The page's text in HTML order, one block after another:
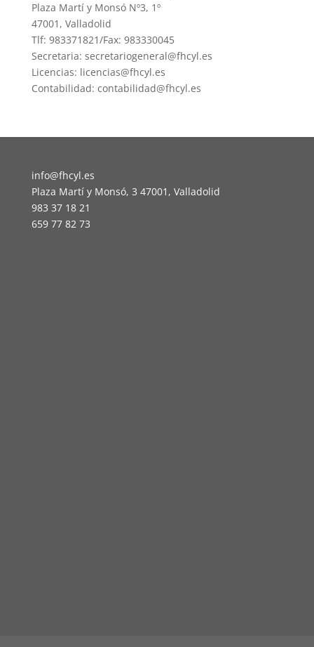
Plaza Martí y Monsó Nº3, 1º
47001, Valladolid
Tlf: 983371821/Fax: 983330045
Secretaria: secretariogeneral@fhcyl.es
Licencias: licencias@fhcyl.es
Contabilidad: contabilidad@fhcyl.es
info@fhcyl.es
Plaza Martí y Monsó, 3 47001, Valladolid
983 37 18 21
659 77 82 73